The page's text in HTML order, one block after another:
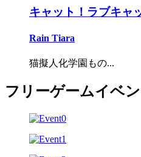
キャット！ラブキャ
Rain Tiara
猫擬人化学園もの...
フリーゲームイベン